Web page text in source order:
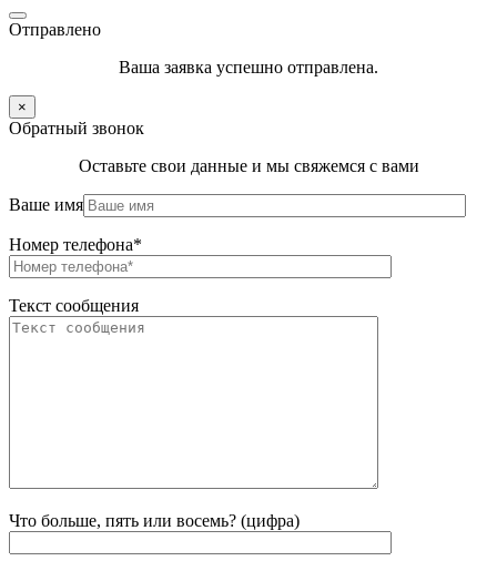
Отправлено
Ваша заявка успешно отправлена.
×
Обратный звонок
Оставьте свои данные и мы свяжемся с вами
Ваше имя
Номер телефона*
Текст сообщения
Что больше, пять или восемь? (цифра)